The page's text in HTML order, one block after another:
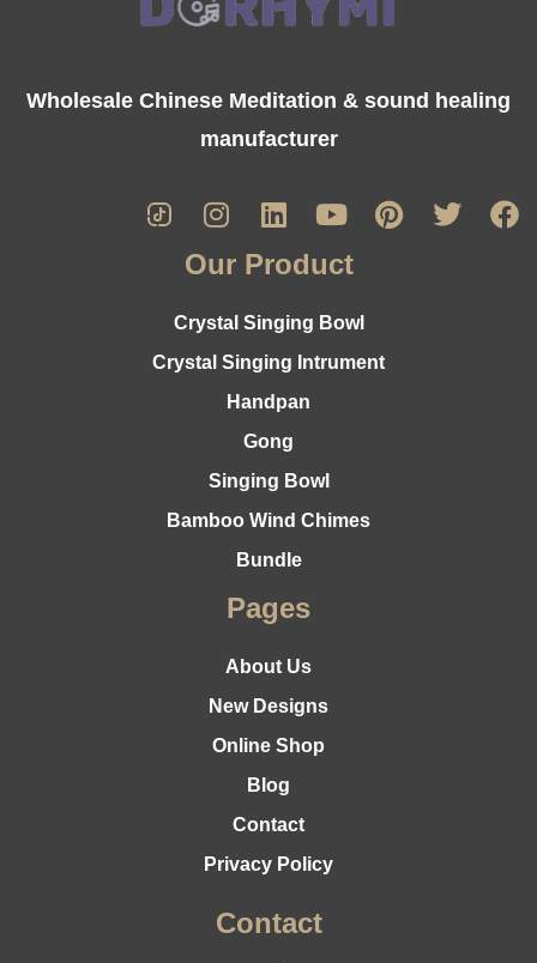
Wholesale Chinese Meditation & sound healing
manufacturer
Our Product
Crystal Singing Bowl
Crystal Singing Intrument
Handpan
Gong
Singing Bowl
Bamboo Wind Chimes
Bundle
Pages
About Us
New Designs
Online Shop
Blog
Contact
Privacy Policy
Contact